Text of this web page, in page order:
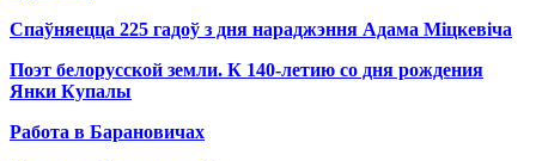
Спаўняецца 225 гадоў з дня нараджэння Адама Міцкевіча
Поэт белорусской земли. К 140-летию со дня рождения
Янки Купалы
Работа в Барановичах